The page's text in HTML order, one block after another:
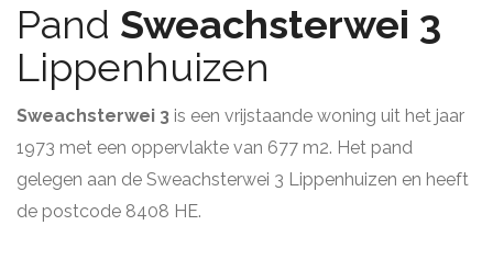
Pand Sweachsterwei 3
Lippenhuizen
Sweachsterwei 3 is een vrijstaande woning uit het jaar
1973 met een oppervlakte van 677 m2. Het pand
gelegen aan de Sweachsterwei 3 Lippenhuizen en heeft
de postcode 8408 HE.